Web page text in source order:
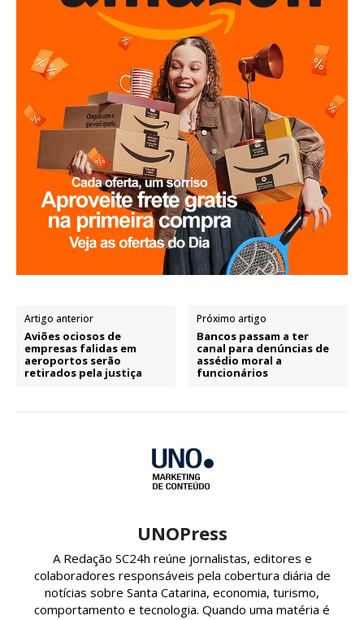
Artigo anterior
Aviões ociosos de
empresas falidas em
aeroportos serão
retirados pela justiça
Próximo artigo
Bancos passam a ter
canal para denúncias de
assédio moral a
funcionários
UNOPress
A Redação SC24h reúne jornalistas, editores e
colaboradores responsáveis pela cobertura diária de
notícias sobre Santa Catarina, economia, turismo,
comportamento e tecnologia. Quando uma matéria é